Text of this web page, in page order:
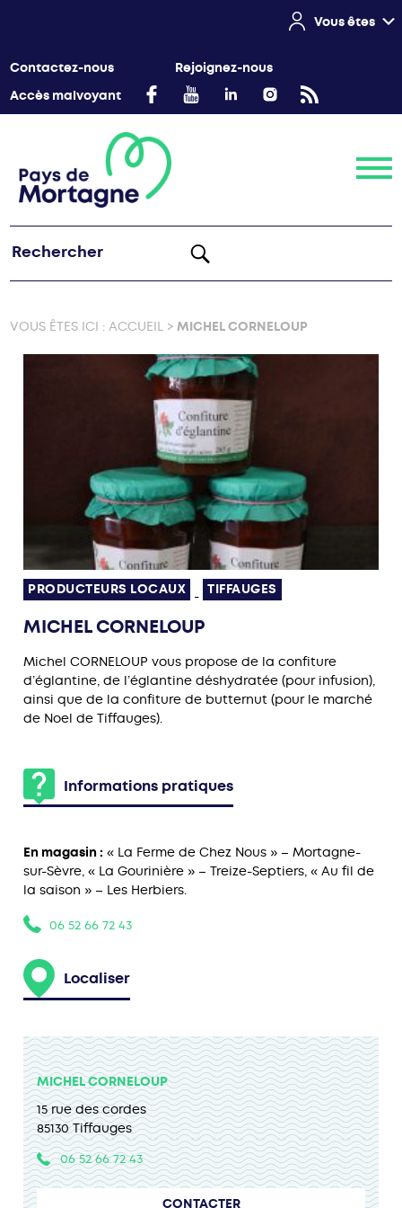
Vous êtes
Contactez-nous
Rejoignez-nous
Accès malvoyant
Menu
VOUS ÊTES ICI :ACCUEIL >MICHEL CORNELOUP
PRODUCTEURS LOCAUX - TIFFAUGES
MICHEL CORNELOUP
Michel CORNELOUP vous propose de la confiture
d’églantine, de l’églantine déshydratée (pour infusion),
ainsi que de la confiture de butternut (pour le marché
de Noel de Tiffauges).
Informations pratiques
En magasin : « La Ferme de Chez Nous » – Mortagne-
sur-Sèvre, « La Gourinière » – Treize-Septiers, « Au fil de
la saison » – Les Herbiers.
06 52 66 72 43
Localiser
MICHEL CORNELOUP
15 rue des cordes
85130 Tiffauges
06 52 66 72 43
CONTACTER